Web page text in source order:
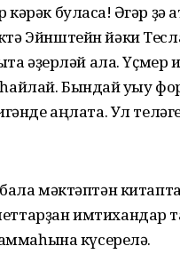
буласаҡ! Әгәр
Эйнштейн йәки
әҙерләй ала.
Бындай уҡыу
аңлата. Ул
мәктәптән
имтихандар
күсерелә.